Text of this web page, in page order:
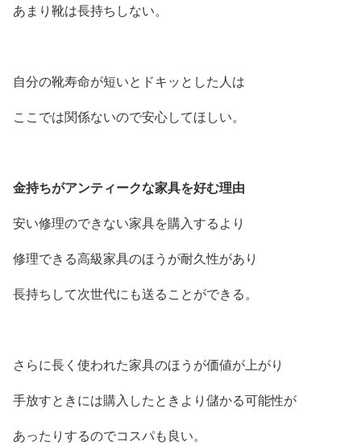
あまり靴は長持ちしない。
自分の靴寿命が短いとドキッとした人は
ここでは関係ないので安心してほしい。
金持ちがアンティークな家具を好む理由
安い修理のできない家具を購入するより
修理できる高級家具のほうが耐久性があり
長持ちして次世代にも送ることができる。
さらに長く使われた家具のほうが価値が上がり
手放すときには購入したときより儲かる可能性が
あったりするのでコスパも良い。